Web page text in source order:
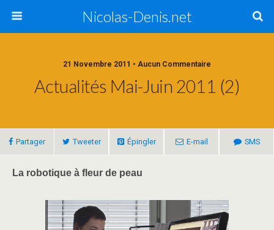
Nicolas-Denis.net
21 Novembre 2011 • Aucun Commentaire
Actualités Mai-Juin 2011 (2)
Partager Tweeter Épingler E-mail SMS
La robotique à fleur de peau